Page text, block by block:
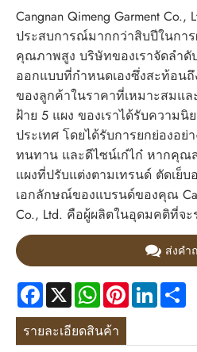
Cangnan Qimeng Garment
ประสบการณ์มากกว่าสิบปีในกา
คุณภาพสูง บริษัทของเราจัดลำ
ออกแบบที่กำหนดเองซึ่งสะท้อน
ของลูกค้าในราคาที่เหมาะสมแ
ฝ้าย 5 แผง ของเราได้รับความนิ
ประเทศ โดยได้รับการยกย่องอ
ทนทาน และดีไซน์เก๋ไก๋ หากคุณ
แผงที่ปรับแต่งตามเทรนด์ ตัดเย็
เอกลักษณ์ของแบรนด์ของคุณ
Co., Ltd. คือผู้ผลิตในอุดมคติที่จะ
ส่งคำ
Facebook
X WhatsApp
PinterestLinkedIn
รายละเอียดสินค้า